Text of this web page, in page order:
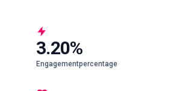
3.20%
Engagementpercentage